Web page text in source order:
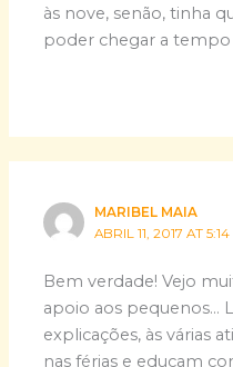
às nove, senão, tinha
poder chegar a tempo
MARIBEL MAIA
ABRIL 11, 2017 AT
Bem verdade! Vejo
apoio aos pequenos…
explicações, às várias
nas férias e educam